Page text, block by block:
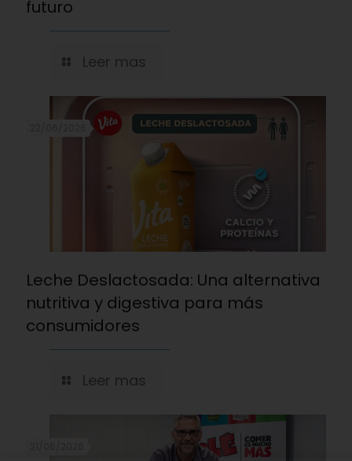
futuro
Leer mas
Leche Deslactosada: Una alternativa
nutritiva y digestiva para más
consumidores
Leer mas